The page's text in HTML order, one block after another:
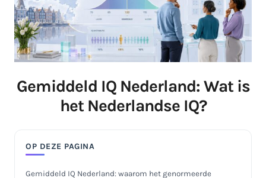
Gemiddeld IQ Nederland: Wat is
het Nederlandse IQ?
OP DEZE PAGINA
Gemiddeld IQ Nederland: waarom het genormeerde